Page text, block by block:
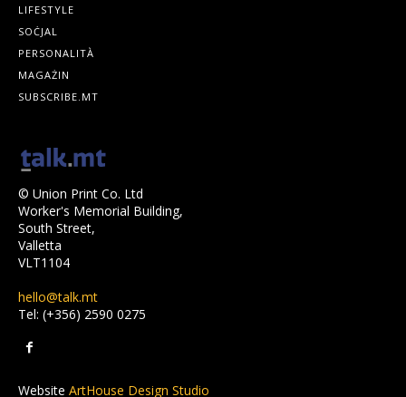
LIFESTYLE
SOĊJAL
PERSONALITÀ
MAGAŻIN
SUBSCRIBE.MT
© Union Print Co. Ltd
Worker's Memorial Building,
South Street,
Valletta
VLT1104
hello@talk.mt
Tel: (+356) 2590 0275
Website ArtHouse Design Studio